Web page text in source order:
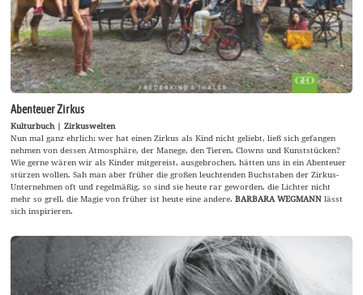
Abenteuer Zirkus
Kulturbuch | Zirkuswelten
Nun mal ganz ehrlich: wer hat einen Zirkus als Kind nicht geliebt, ließ sich gefangen
nehmen von dessen Atmosphäre, der Manege, den Tieren, Clowns und Kunststücken?
Wie gerne wären wir als Kinder mitgereist, ausgebrochen, hätten uns in ein Abenteuer
stürzen wollen. Sah man aber früher die großen leuchtenden Buchstaben der Zirkus-
Unternehmen oft und regelmäßig, so sind sie heute rar geworden, die Lichter nicht
mehr so grell, die Magie von früher ist heute eine andere.BARBARA WEGMANNlässt
sich inspirieren.